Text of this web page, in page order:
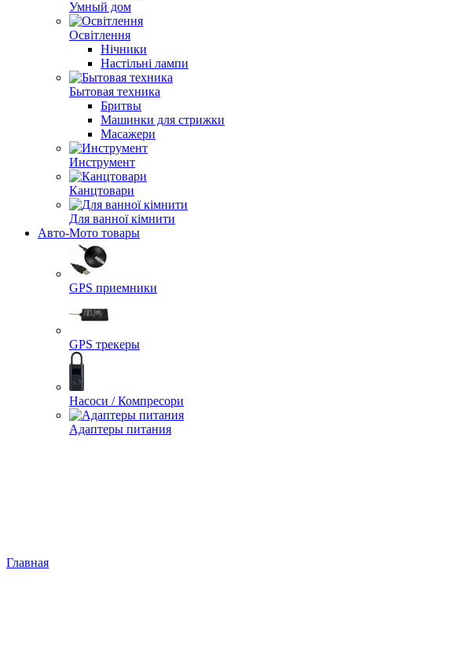
Умный дом
Освітлення
Нічники
Настільні лампи
Бытовая техника
Бритвы
Машинки для стрижки
Масажери
Инструмент
Канцтовари
Для ванної кімнити
Авто-Мото товары
GPS приемники
GPS трекеры
Насоси / Компресори
Адаптеры питания
Главная